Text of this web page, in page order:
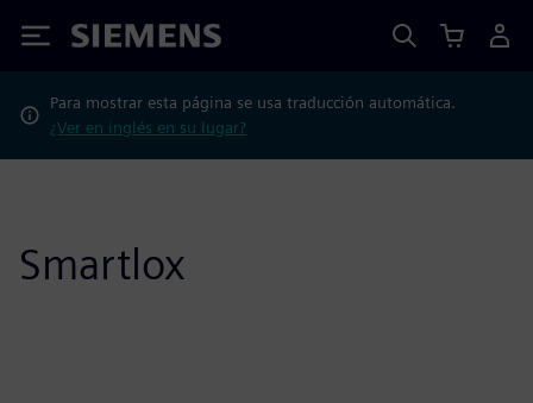
Siemens
Para mostrar esta página se usa traducción automática.
¿Ver en inglés en su lugar?
Smartlox